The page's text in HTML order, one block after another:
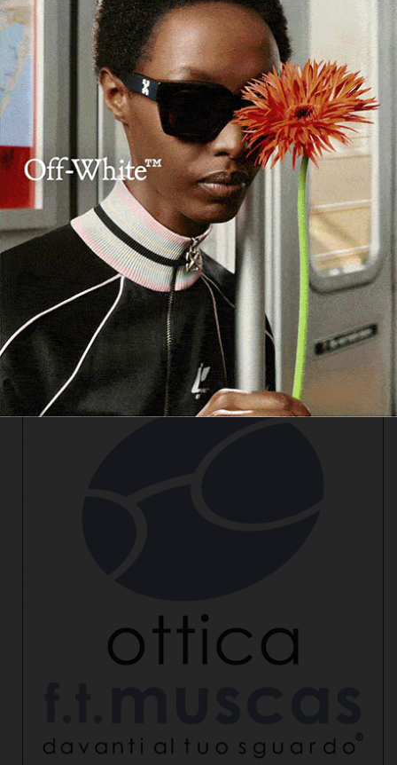
Bono. Bandi e accesso al credito,
Confartigianato incontra imprese e artigiani
del Goceano
14 Maggio 2026, 15:32
Cerca
Cerca
Facebook
Threads
Instagram
X YouTube